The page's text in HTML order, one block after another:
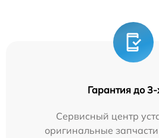
Гарантия до 3-
Сервисный центр
оригинальные